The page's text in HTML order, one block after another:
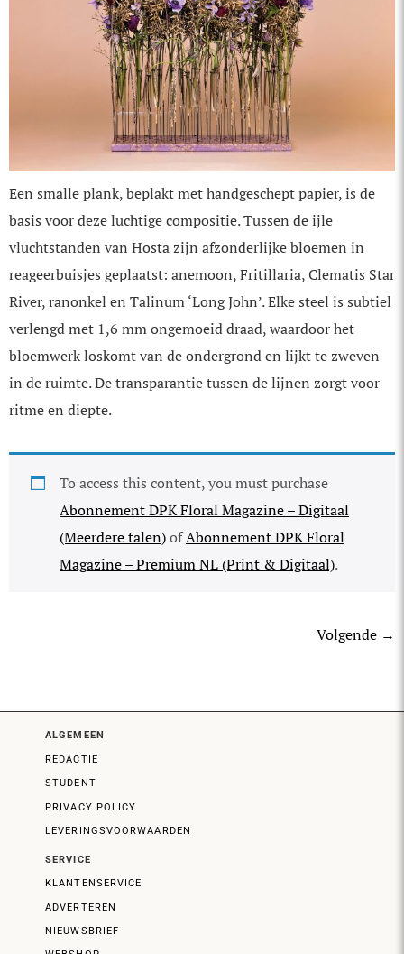
Een smalle plank, beplakt met handgeschept papier, is de
basis voor deze luchtige compositie. Tussen de ijle
vluchtstanden van Hosta zijn afzonderlijke bloemen in
reageerbuisjes geplaatst: anemoon, Fritillaria, Clematis Star
River, ranonkel en Talinum ‘Long John’. Elke steel is subtiel
verlengd met 1,6 mm ongemoeid draad, waardoor het
bloemwerk loskomt van de ondergrond en lijkt te zweven
in de ruimte. De transparantie tussen de lijnen zorgt voor
ritme en diepte.
To access this content, you must purchase
Abonnement DPK Floral Magazine – Digitaal
(Meerdere talen)ofAbonnement DPK Floral
Magazine – Premium NL (Print & Digitaal).
Volgende →
ALGEMEEN
REDACTIE
STUDENT
PRIVACY POLICY
LEVERINGSVOORWAARDEN
SERVICE
KLANTENSERVICE
ADVERTEREN
NIEUWSBRIEF